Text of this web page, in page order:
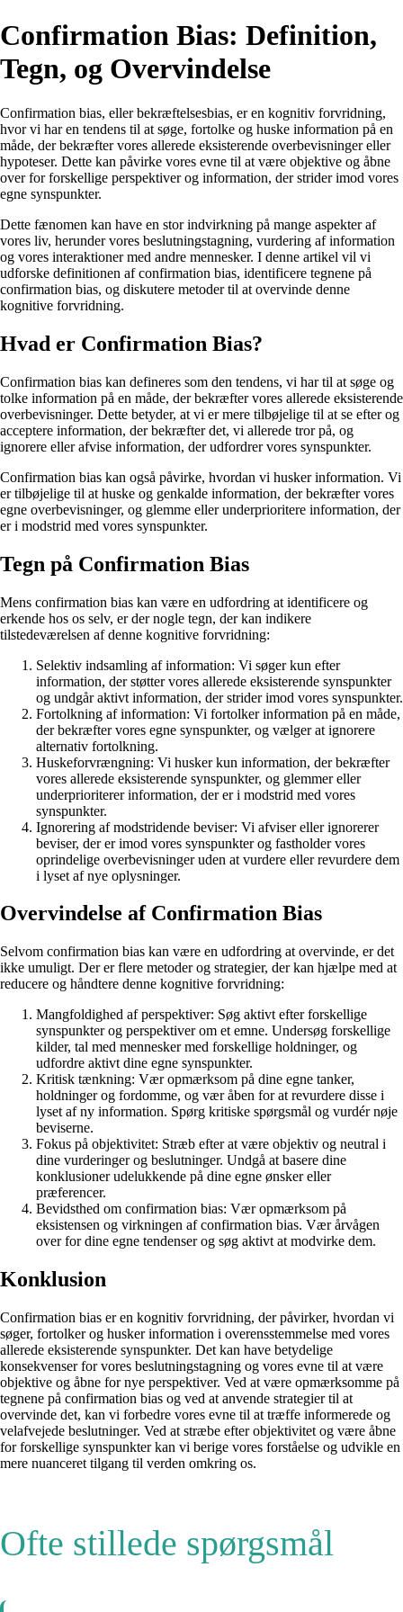
Confirmation Bias: Definition,
Tegn, og Overvindelse
Confirmation bias, eller bekræftelsesbias, er en kognitiv forvridning,
hvor vi har en tendens til at søge, fortolke og huske information på en
måde, der bekræfter vores allerede eksisterende overbevisninger eller
hypoteser. Dette kan påvirke vores evne til at være objektive og åbne
over for forskellige perspektiver og information, der strider imod vores
egne synspunkter.
Dette fænomen kan have en stor indvirkning på mange aspekter af
vores liv, herunder vores beslutningstagning, vurdering af information
og vores interaktioner med andre mennesker. I denne artikel vil vi
udforske definitionen af confirmation bias, identificere tegnene på
confirmation bias, og diskutere metoder til at overvinde denne
kognitive forvridning.
Hvad er Confirmation Bias?
Confirmation bias kan defineres som den tendens, vi har til at søge og
tolke information på en måde, der bekræfter vores allerede eksisterende
overbevisninger. Dette betyder, at vi er mere tilbøjelige til at se efter og
acceptere information, der bekræfter det, vi allerede tror på, og
ignorere eller afvise information, der udfordrer vores synspunkter.
Confirmation bias kan også påvirke, hvordan vi husker information. Vi
er tilbøjelige til at huske og genkalde information, der bekræfter vores
egne overbevisninger, og glemme eller underprioritere information, der
er i modstrid med vores synspunkter.
Tegn på Confirmation Bias
Mens confirmation bias kan være en udfordring at identificere og
erkende hos os selv, er der nogle tegn, der kan indikere
tilstedeværelsen af denne kognitive forvridning:
Selektiv indsamling af information: Vi søger kun efter
information, der støtter vores allerede eksisterende synspunkter
og undgår aktivt information, der strider imod vores synspunkter.
Fortolkning af information: Vi fortolker information på en måde,
der bekræfter vores egne synspunkter, og vælger at ignorere
alternativ fortolkning.
Huskeforvrængning: Vi husker kun information, der bekræfter
vores allerede eksisterende synspunkter, og glemmer eller
underprioriterer information, der er i modstrid med vores
synspunkter.
Ignorering af modstridende beviser: Vi afviser eller ignorerer
beviser, der er imod vores synspunkter og fastholder vores
oprindelige overbevisninger uden at vurdere eller revurdere dem
i lyset af nye oplysninger.
Overvindelse af Confirmation Bias
Selvom confirmation bias kan være en udfordring at overvinde, er det
ikke umuligt. Der er flere metoder og strategier, der kan hjælpe med at
reducere og håndtere denne kognitive forvridning:
Mangfoldighed af perspektiver: Søg aktivt efter forskellige
synspunkter og perspektiver om et emne. Undersøg forskellige
kilder, tal med mennesker med forskellige holdninger, og
udfordre aktivt dine egne synspunkter.
Kritisk tænkning: Vær opmærksom på dine egne tanker,
holdninger og fordomme, og vær åben for at revurdere disse i
lyset af ny information. Spørg kritiske spørgsmål og vurdér nøje
beviserne.
Fokus på objektivitet: Stræb efter at være objektiv og neutral i
dine vurderinger og beslutninger. Undgå at basere dine
konklusioner udelukkende på dine egne ønsker eller
præferencer.
Bevidsthed om confirmation bias: Vær opmærksom på
eksistensen og virkningen af confirmation bias. Vær årvågen
over for dine egne tendenser og søg aktivt at modvirke dem.
Konklusion
Confirmation bias er en kognitiv forvridning, der påvirker, hvordan vi
søger, fortolker og husker information i overensstemmelse med vores
allerede eksisterende synspunkter. Det kan have betydelige
konsekvenser for vores beslutningstagning og vores evne til at være
objektive og åbne for nye perspektiver. Ved at være opmærksomme på
tegnene på confirmation bias og ved at anvende strategier til at
overvinde det, kan vi forbedre vores evne til at træffe informerede og
velafvejede beslutninger. Ved at stræbe efter objektivitet og være åbne
for forskellige synspunkter kan vi berige vores forståelse og udvikle en
mere nuanceret tilgang til verden omkring os.
Ofte stillede spørgsmål